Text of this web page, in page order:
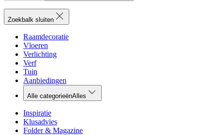
Zoekbalk sluiten
Raamdecoratie
Vloeren
Verlichting
Verf
Tuin
Aanbiedingen
Alle categorieënAlles
Inspiratie
Klusadvies
Folder & Magazine